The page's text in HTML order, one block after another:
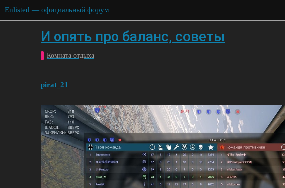
Enlisted — официальный форум
И опять про баланс, советы
Комната отдыха
pirat_21